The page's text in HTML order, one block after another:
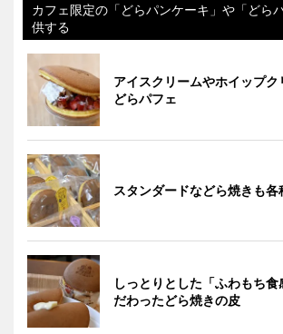
カフェ限定の「どらパンケーキ」や「どら
供する
アイスクリームやホイップ
どらパフェ
スタンダードなどら焼きも各
しっとりとした「ふわもち食
だわったどら焼きの皮